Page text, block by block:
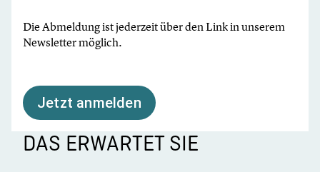
Die Abmeldung ist jederzeit über den Link in unserem
Newsletter möglich.
Jetzt anmelden
DAS ERWARTET SIE